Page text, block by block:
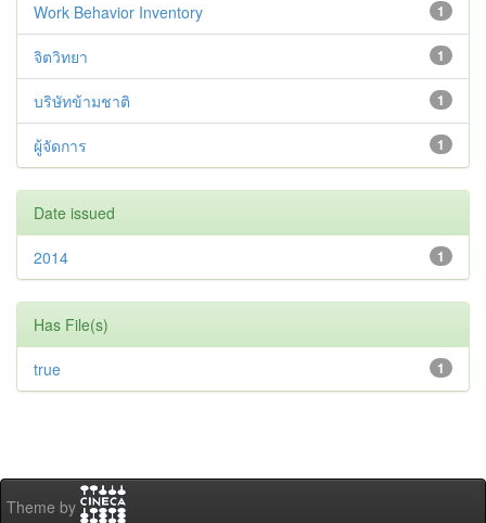
1
Work Behavior Inventory
1
จิตวิทยา
1
บริษัทข้ามชาติ
1
ผู้จัดการ
Date issued
1
2014
Has File(s)
1
true
Theme by